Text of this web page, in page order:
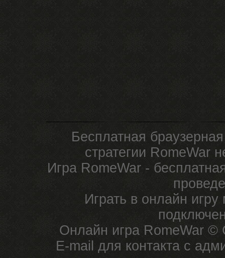
Бесплатная
стратегии RomeWar
Игра RomeWar -
Играть в онлайн
Онлайн игра RomeWar ©
E-mail для контакта с